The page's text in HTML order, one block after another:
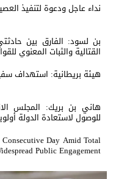
نداء عاجل ودعوة لتنفيذ
بن لسود: الفارق بين
القتالية والثبات المعنوي
هيئة بريطانية: استهداف
هاني بن بريك: المجلس
للوصول لاستعادة الدولة
Day Amid Total
Public Engagement.